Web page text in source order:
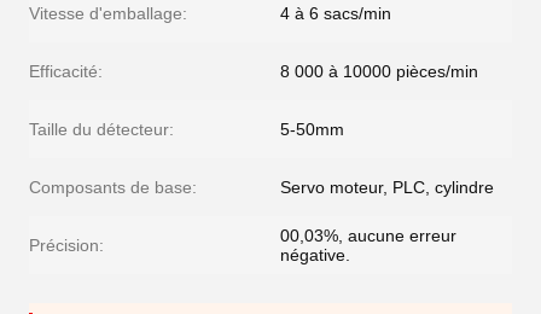
Vitesse d'emballage: 4 à 6 sacs/min
Efficacité: 8 000 à 10000 pièces/min
Taille du détecteur: 5-50mm
Composants de base: Servo moteur, PLC, cylindre
Précision:
00,03%, aucune erreur
négative.